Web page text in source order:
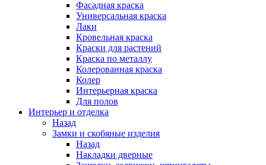
Фасадная краска
Универсальная краска
Лаки
Кровельная краска
Краски для растений
Краска по металлу
Колерованная краска
Колер
Интерьерная краска
Для полов
Интерьер и отделка
Назад
Замки и скобяные изделия
Назад
Накладки дверные